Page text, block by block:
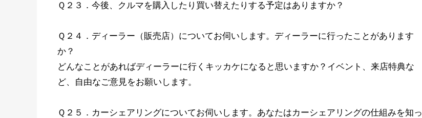
Ｑ２３．今後、クルマを購入したり買い替えたりする予定はありますか？
Ｑ２４．ディーラー（販売店）についてお伺いします。ディーラーに行ったことがあります
か？
どんなことがあればディーラーに行くキッカケになると思いますか？イベント、来店特典な
ど、自由なご意見をお願いします。
Ｑ２５．カーシェアリングについてお伺いします。あなたはカーシェアリングの仕組みを知っ